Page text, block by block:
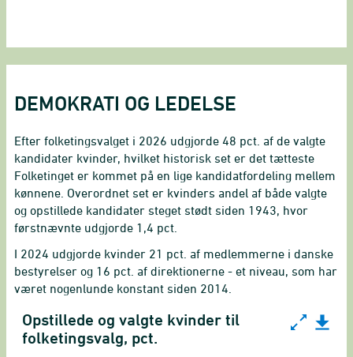
DEMOKRATI OG LEDELSE
Efter folketingsvalget i 2026 udgjorde 48 pct. af de valgte
kandidater kvinder, hvilket historisk set er det tætteste
Folketinget er kommet på en lige kandidatfordeling mellem
kønnene. Overordnet set er kvinders andel af både valgte
og opstillede kandidater steget stødt siden 1943, hvor
førstnævnte udgjorde 1,4 pct.
I 2024 udgjorde kvinder 21 pct. af medlemmerne i danske
bestyrelser og 16 pct. af direktionerne - et niveau, som har
været nogenlunde konstant siden 2014.
Opstillede og valgte kvinder til folketingsvalg,
Opstillede og valgte kvinder til
folketingsvalg, pct.